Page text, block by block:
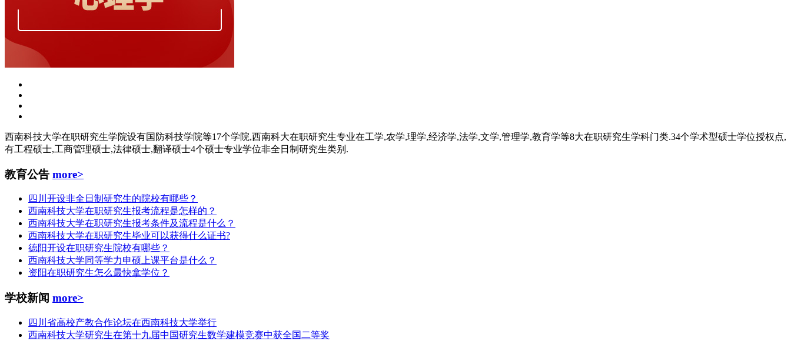
西南科技大学在职研究生学院设有国防科技学院等17个学院,西南科大在职研究生专业在工学,农学,理学,经济学,法学,文学,管理学,教育学等8大在职研究生学科门类.34个学术型硕士学位授权点,
有工程硕士,工商管理硕士,法律硕士,翻译硕士4个硕士专业学位非全日制研究生类别.
教育公告 more>
四川开设非全日制研究生的院校有哪些？
西南科技大学在职研究生报考流程是怎样的？
西南科技大学在职研究生报考条件及流程是什么？
西南科技大学在职研究生毕业可以获得什么证书?
德阳开设在职研究生院校有哪些？
西南科技大学同等学力申硕上课平台是什么？
资阳在职研究生怎么最快拿学位？
学校新闻 more>
四川省高校产教合作论坛在西南科技大学举行
西南科技大学研究生在第十九届中国研究生数学建模竞赛中获全国二等奖